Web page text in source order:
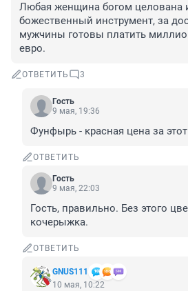
Любая женщина богом целована
божественный инструмент, за
мужчины готовы платить
евро.
ОТВЕТИТЬ 3
Гость
9 мая, 19:36
Фунфырь - красная цена за
ОТВЕТИТЬ
Гость
9 мая, 22:03
Гость, правильно. Без этого
кочерыжка.
ОТВЕТИТЬ
GNUS111
10 мая, 10:22